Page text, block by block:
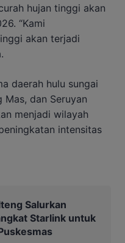
hujan tinggi akan
“Kami
akan terjadi
daerah hulu sungai
Mas, dan Seruyan
menjadi wilayah
intensitas
Salurkan
Starlink untuk